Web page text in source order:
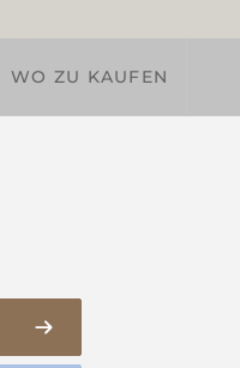
WO ZU KAUFEN